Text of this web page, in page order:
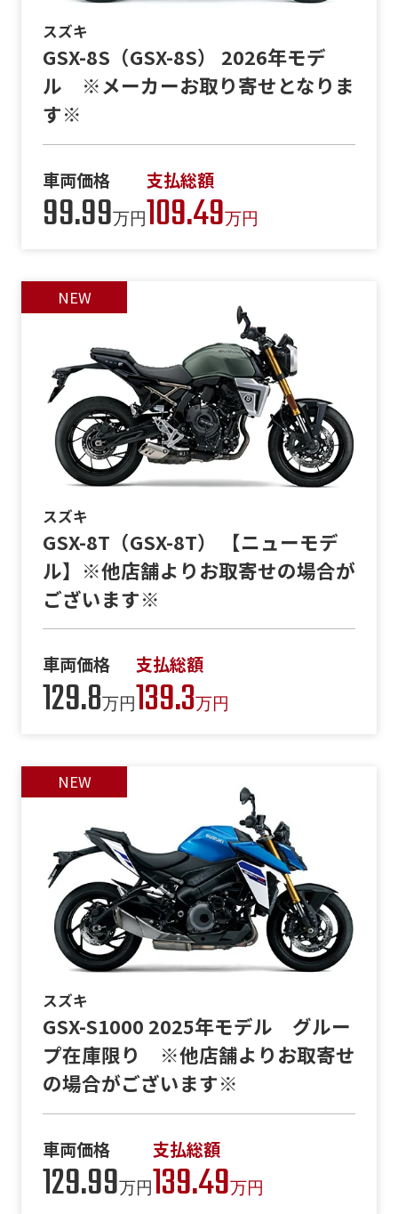
スズキ
GSX-8S（GSX-8S） 2026年モデ
ル ※メーカーお取り寄せとなりま
す※
車両価格
99.99万円
支払総額
109.49万円
スズキ
GSX-8T（GSX-8T） 【ニューモデ
ル】※他店舗よりお取寄せの場合が
ございます※
車両価格
129.8万円
支払総額
139.3万円
スズキ
GSX-S1000 2025年モデル グルー
プ在庫限り ※他店舗よりお取寄せ
の場合がございます※
車両価格
129.99万円
支払総額
139.49万円